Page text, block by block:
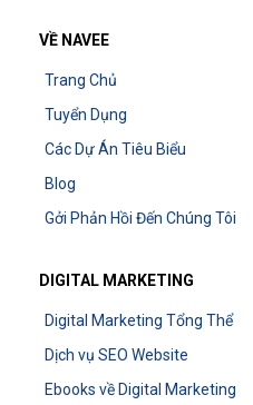
VỀ NAVEE
Trang Chủ
Tuyển Dụng
Các Dự Án Tiêu Biểu
Blog
Gởi Phản Hồi Đến Chúng Tôi
DIGITAL MARKETING
Digital Marketing Tổng Thể
Dịch vụ SEO Website
Ebooks về Digital Marketing